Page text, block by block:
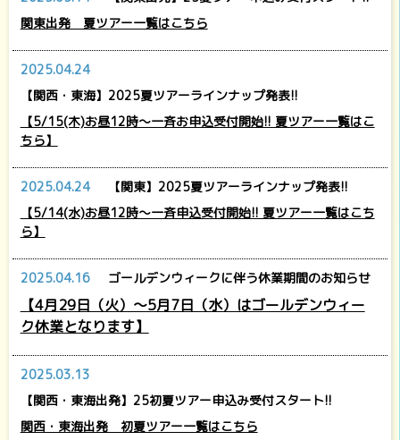
関東出発 夏ツアー一覧はこちら
2025.04.24
【関西・東海】2025夏ツアーラインナップ発表!!
【5/15(木)お昼12時～一斉お申込受付開始!! 夏ツアー一覧はこ
ちら】
2025.04.24
【関東】2025夏ツアーラインナップ発表!!
【5/14(水)お昼12時～一斉申込受付開始!! 夏ツアー一覧はこち
ら】
2025.04.16 ゴールデンウィークに伴う休業期間のお知らせ
【4月29日（火）～5月7日（水）はゴールデンウィー
ク休業となります】
2025.03.13
【関西・東海出発】25初夏ツアー申込み受付スタート!!
関西・東海出発 初夏ツアー一覧はこちら